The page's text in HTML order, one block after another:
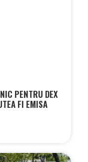
PENTRU DEX
FI EMISA